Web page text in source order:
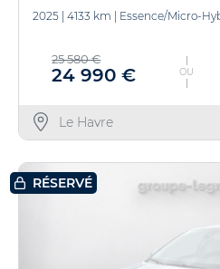
2025 4133 km Essence/Micro-
25 580 €
24 990 € OU
Le Havre
RÉSERVÉ